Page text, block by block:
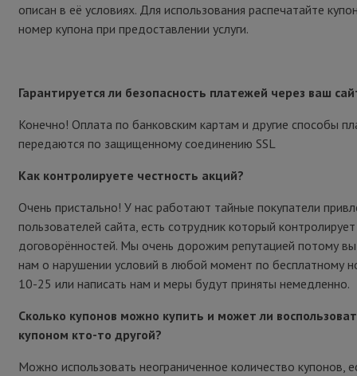
описан в её условиях. Для использования распечатайте
номер купона при предоставлении услуги.
Гарантируется ли безопасность платежей через ваш
Конечно! Оплата по банковским картам и другие способы
передаются по защищенному соединению SSL
Как контролируете честность акций?
Очень пристально! У нас работают тайные покупатели
пользователей сайта, есть сотрудник который
договорённостей. Мы очень дорожим репутацией потому
нам о нарушении условий в любой момент по бесплатному
10-25 или написать нам и меры будут приняты немедленно.
Сколько купонов можно купить и может ли
купоном кто-то другой?
Можно использовать неограниченное количество купонов,